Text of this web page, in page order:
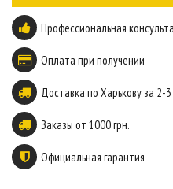
Профессиональная
Оплата при получении
Доставка по Харькову за 2-3
Заказы от 1000 грн.
Официальная гарантия